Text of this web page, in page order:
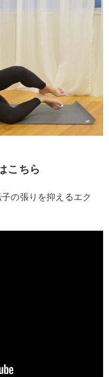
こちら
の張りを抑えるエク